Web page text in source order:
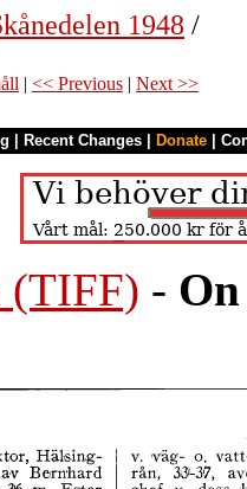
1948 /
| << Previous | Next >>
Recent Changes Donate
(TIFF) -